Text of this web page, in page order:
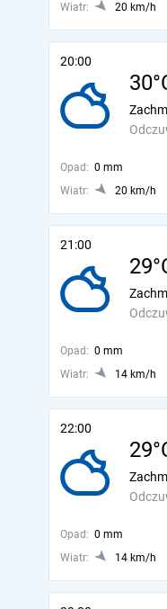
Wiatr:
20 km/h
20:00
Opad: 0 mm
Wiatr:
20 km/h
21:00
Opad: 0 mm
Wiatr:
14 km/h
22:00
Opad: 0 mm
Wiatr:
14 km/h